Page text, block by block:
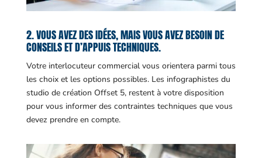
2. VOUS AVEZ DES IDÉES, MAIS VOUS AVEZ BESOIN DE
CONSEILS ET D’APPUIS TECHNIQUES.
Votre interlocuteur commercial vous orientera parmi tous
les choix et les options possibles. Les infographistes du
studio de création Offset 5, restent à votre disposition
pour vous informer des contraintes techniques que vous
devez prendre en compte.